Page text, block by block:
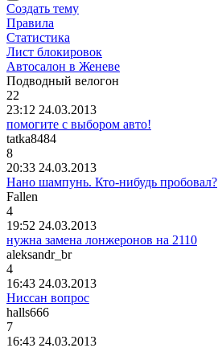
Создать тему
Правила
Статистика
Лист блокировок
Автосалон в Женеве
Подводный велогон
22
23:12 24.03.2013
помогите с выбором авто!
tatka8484
8
20:33 24.03.2013
Нано шампунь. Кто-нибудь пробовал?
Fallen
4
19:52 24.03.2013
нужна замена лонжеронов на 2110
aleksandr_br
4
16:43 24.03.2013
Ниссан вопрос
halls666
7
16:43 24.03.2013